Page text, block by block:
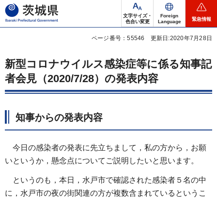
茨城県
文字サイズ・
色合い変更
Foreign
Language
緊急情報
ページ番号：55546 更新日:2020年7月28日
新型コロナウイルス感染症等に係る知事記
者会見（2020/7/28）の発表内容
知事からの発表内容
今日の感染者の発表に先立ちまして，私の方から，お願
いというか，懸念点についてご説明したいと思います。
というのも，本日，水戸市で確認された感染者５名の中
に，水戸市の夜の街関連の方が複数含まれているというこ